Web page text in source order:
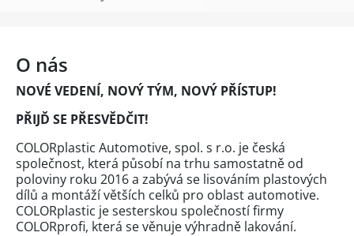
O nás
NOVÉ VEDENÍ, NOVÝ TÝM, NOVÝ PŘÍSTUP!
PŘIJĎ SE PŘESVĚDČIT!
COLORplastic Automotive, spol. s r.o. je česká
společnost, která působí na trhu samostatně od
poloviny roku 2016 a zabývá se lisováním plastových
dílů a montáží větších celků pro oblast automotive.
COLORplastic je sesterskou společností firmy
COLORprofi, která se věnuje výhradně lakování.